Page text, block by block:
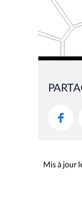
Mis à jour